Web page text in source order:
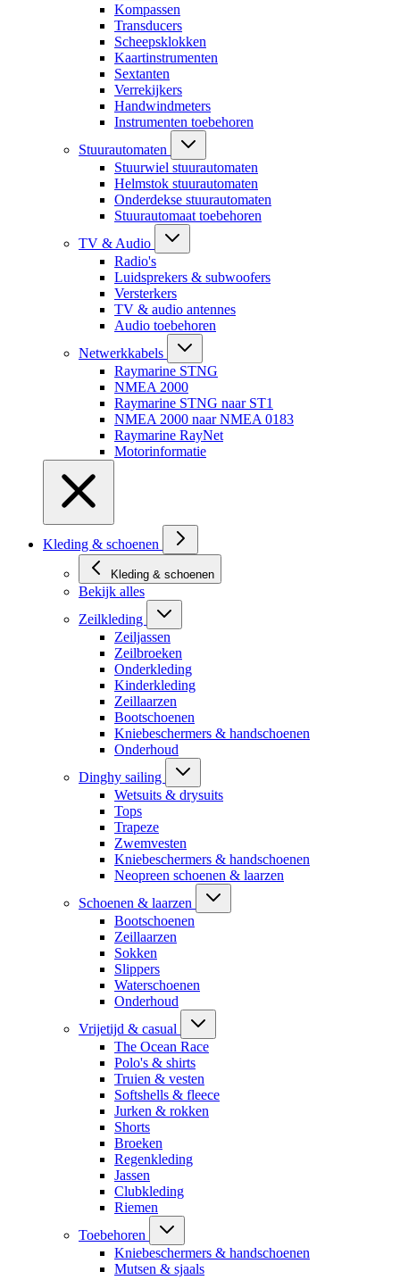
Kompassen
Transducers
Scheepsklokken
Kaartinstrumenten
Sextanten
Verrekijkers
Handwindmeters
Instrumenten toebehoren
Stuurautomaten
Stuurwiel stuurautomaten
Helmstok stuurautomaten
Onderdekse stuurautomaten
Stuurautomaat toebehoren
TV & Audio
Radio's
Luidsprekers & subwoofers
Versterkers
TV & audio antennes
Audio toebehoren
Netwerkkabels
Raymarine STNG
NMEA 2000
Raymarine STNG naar ST1
NMEA 2000 naar NMEA 0183
Raymarine RayNet
Motorinformatie
Kleding & schoenen
Kleding & schoenen
Bekijk alles
Zeilkleding
Zeiljassen
Zeilbroeken
Onderkleding
Kinderkleding
Zeillaarzen
Bootschoenen
Kniebeschermers & handschoenen
Onderhoud
Dinghy sailing
Wetsuits & drysuits
Tops
Trapeze
Zwemvesten
Kniebeschermers & handschoenen
Neopreen schoenen & laarzen
Schoenen & laarzen
Bootschoenen
Zeillaarzen
Sokken
Slippers
Waterschoenen
Onderhoud
Vrijetijd & casual
The Ocean Race
Polo's & shirts
Truien & vesten
Softshells & fleece
Jurken & rokken
Shorts
Broeken
Regenkleding
Jassen
Clubkleding
Riemen
Toebehoren
Kniebeschermers & handschoenen
Mutsen & sjaals